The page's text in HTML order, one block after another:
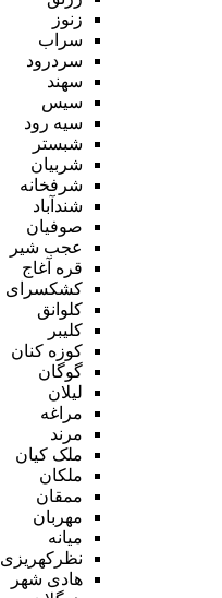
زنوز
سراب
سردرود
سهند
سیس
سیه رود
شبستر
شربیان
شرفخانه
شندآباد
صوفیان
عجب شیر
قره آغاج
کشکسرای
کلوانق
کلیبر
کوزه کنان
گوگان
لیلان
مراغه
مرند
ملک کیان
ملکان
ممقان
مهربان
میانه
نظرکهریزی
هادی شهر